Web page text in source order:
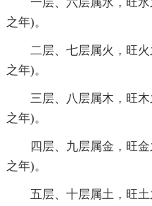
之年)。
二层、七层属火，旺
之年)。
三层、八层属木，旺
之年)。
四层、九层属金，旺
之年)。
五层、十层属土，旺